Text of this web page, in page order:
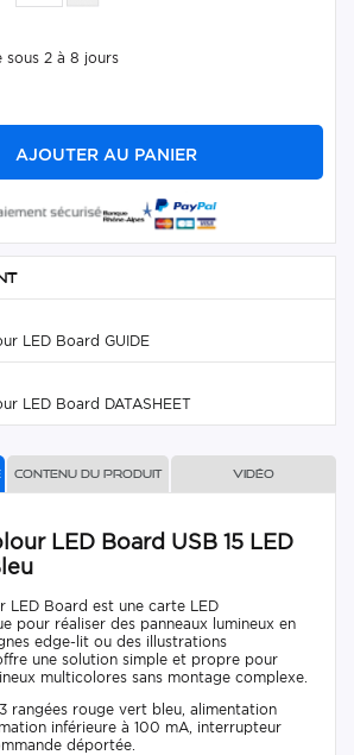
sous 2 à 8 jours
LED Board GUIDE
LED Board DATASHEET
Contenu du produit Vidéo
LED Board USB 15 LED
LED Board est une carte LED
pour réaliser des panneaux lumineux en
edge-lit ou des illustrations
une solution simple et propre pour
multicolores sans montage complexe.
rangées rouge vert bleu, alimentation
inférieure à 100 mA, interrupteur
déportée.